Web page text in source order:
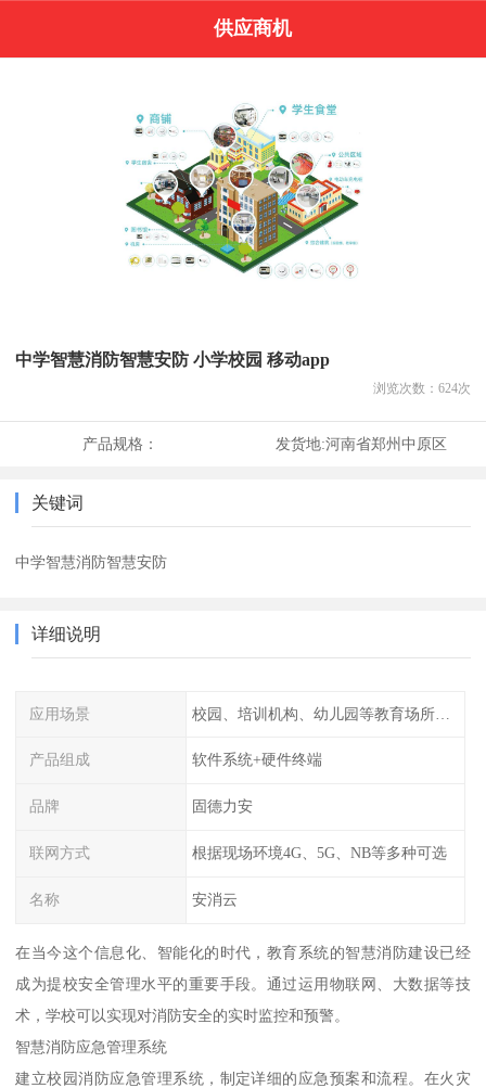
供应商机
中学智慧消防智慧安防 小学校园 移动app
浏览次数： 624次
产品规格： 发货地:河南省郑州中原区
关键词
中学智慧消防智慧安防
详细说明
应用场景 校园、培训机构、幼儿园等教育场所人员密集场所消防安全监控管理系统
产品组成 软件系统+硬件终端
品牌 固德力安
联网方式 根据现场环境4G、5G、NB等多种可选
名称 安消云
在当今这个信息化、智能化的时代，教育系统的智慧消防建设已经
成为提校安全管理水平的重要手段。通过运用物联网、大数据等技
术，学校可以实现对消防安全的实时监控和预警。
智慧消防应急管理系统
建立校园消防应急管理系统，制定详细的应急预案和流程。在火灾